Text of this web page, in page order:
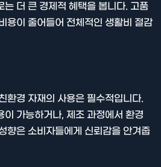
는 더 큰 경제적 혜택을 봅니다. 고품
용이 줄어들어 전체적인 생활비 절감
환경 자재의 사용은 필수적입니다.
이 가능하거나, 제조 과정에서 환경
향은 소비자들에게 신뢰감을 안겨줍